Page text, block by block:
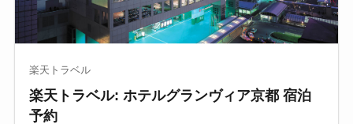
楽天トラベル
楽天トラベル: ホテルグランヴィア京都 宿泊
予約